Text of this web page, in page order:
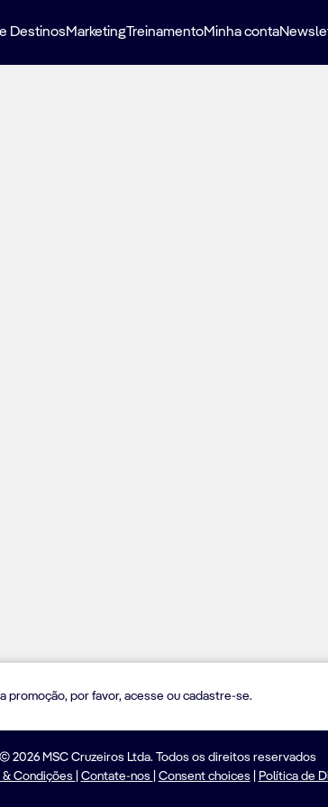
DestinosMarketingTreinamentoMinha conta
© 2026 MSC Cruzeiros Ltda. Todos os direitos reservados
& Condições Contate-nos Consent choices| Política de
promoção, por favor, acesse ou cadastre-se.